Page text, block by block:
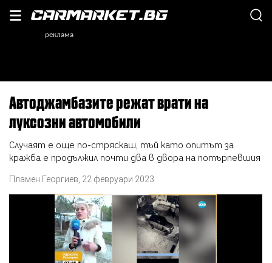
Автоджамбазите режат врати на
луксозни автомобили
Случаят е още по-стряскаш, тъй като опитът за
кражба е продължил почти два в двора на потърпевшия
Пламен Георгиев 22 февруари 2023